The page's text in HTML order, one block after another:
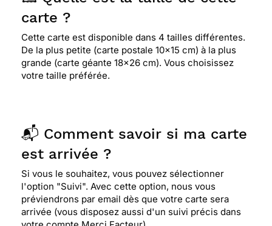
carte ?
Cette carte est disponible dans 4 tailles différentes.
De la plus petite (carte postale 10x15 cm) à la plus
grande (carte géante 18x26 cm). Vous choisissez
votre taille préférée.
📬 Comment savoir si ma carte
est arrivée ?
Si vous le souhaitez, vous pouvez sélectionner
l'option "Suivi". Avec cette option, nous vous
préviendrons par email dès que votre carte sera
arrivée (vous disposez aussi d'un suivi précis dans